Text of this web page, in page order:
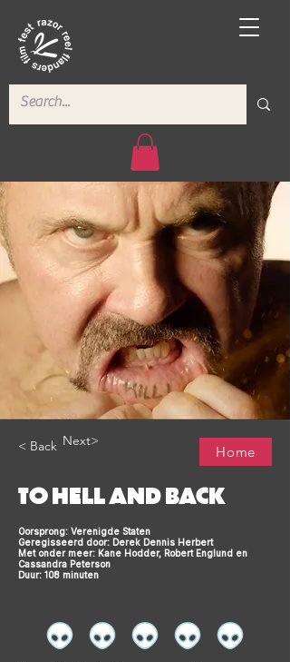
< Back Next>
Home
TO HELL AND BACK
Oorsprong: Verenigde Staten
Geregisseerd door: Derek Dennis Herbert
Met onder meer: Kane Hodder, Robert Englund en
Cassandra Peterson
Duur: 108 minuten